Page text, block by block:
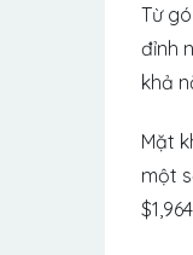
Từ
đỉnh
khả
Mặt
một